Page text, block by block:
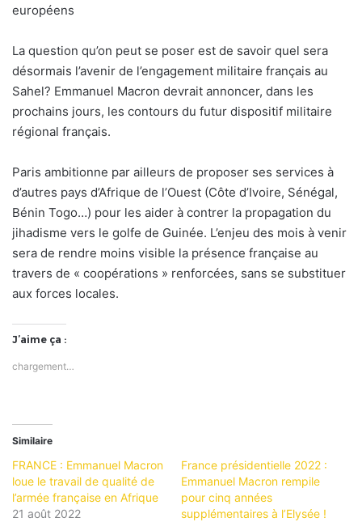
européens
La question qu’on peut se poser est de savoir quel sera
désormais l’avenir de l’engagement militaire français au
Sahel? Emmanuel Macron devrait annoncer, dans les
prochains jours, les contours du futur dispositif militaire
régional français.
Paris ambitionne par ailleurs de proposer ses services à
d’autres pays d’Afrique de l’Ouest (Côte d’Ivoire, Sénégal,
Bénin Togo…) pour les aider à contrer la propagation du
jihadisme vers le golfe de Guinée. L’enjeu des mois à venir
sera de rendre moins visible la présence française au
travers de « coopérations » renforcées, sans se substituer
aux forces locales.
J’aime ça :
chargement…
Similaire
FRANCE : Emmanuel Macron
loue le travail de qualité de
l’armée française en Afrique
21 août 2022
France présidentielle 2022 :
Emmanuel Macron rempile
pour cinq années
supplémentaires à l’Elysée !